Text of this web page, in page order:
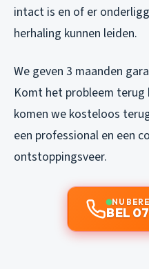
intact is en of er
herhaling kunnen leiden.
We geven 3 maanden
Komt het probleem terug
komen we kosteloos
een professional en een
ontstoppingsveer.
NU
BEL